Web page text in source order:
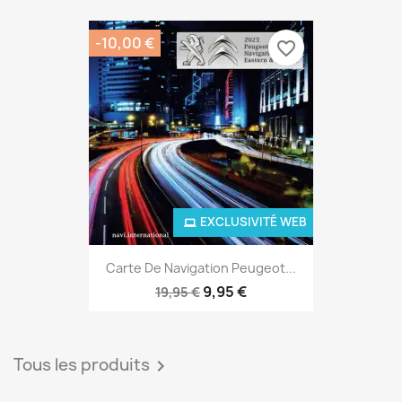
Carte De Navigation Peugeot...
19,95 € 9,95 €
EXCLUSIVITÉ WEB
-10,00 € favorite_border
Tous les produits 